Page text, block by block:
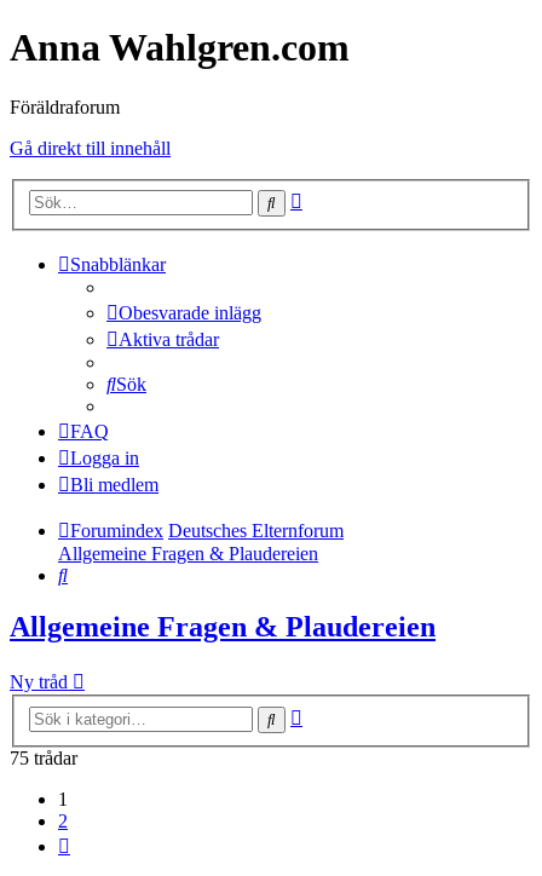
Anna Wahlgren.com
Föräldraforum
Gå direkt till innehåll
Sök
Snabblänkar
Obesvarade inlägg
Aktiva trådar
Sök
FAQ
Logga in
Bli medlem
Forumindex Deutsches Elternforum
Allgemeine Fragen & Plaudereien
Sök
Allgemeine Fragen & Plaudereien
Ny tråd
Sök
75 trådar
1
2